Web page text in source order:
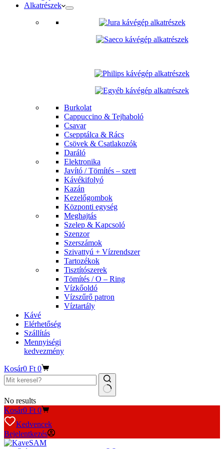
Alkatrészek
Burkolat
Cappuccino & Tejhaboló
Csavar
Csepptálca & Rács
Csövek & Csatlakozók
Daráló
Elektronika
Javító / Tömítés – szett
Kávékifolyó
Kazán
Kezelőgombok
Központi egység
Meghajtás
Szelep & Kapcsoló
Szenzor
Szerszámok
Szivattyú + Vízrendszer
Tartozékok
Tisztítószerek
Tömítés / O – Ring
Vízkőoldó
Vízszűrő patron
Víztartály
Kávé
Elérhetőség
Szállítás
Mennyiségi
kedvezmény
Kosár0 Ft 0
No results
Kosár0 Ft 0
Kedvencek
Bejelentkezés